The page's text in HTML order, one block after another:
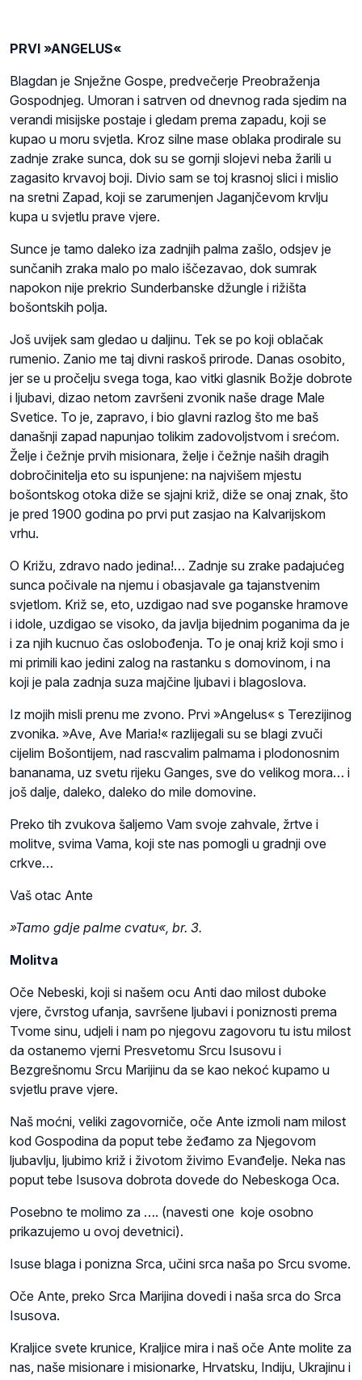
PRVI »ANGELUS«
Blagdan je Snježne Gospe, predvečerje Preobraženja
Gospodnjeg. Umoran i satrven od dnevnog rada sjedim na
verandi misijske postaje i gledam prema zapadu, koji se
kupao u moru svjetla. Kroz silne mase oblaka prodirale su
zadnje zrake sunca, dok su se gornji slojevi neba žarili u
zagasito krvavoj boji. Divio sam se toj krasnoj slici i mislio
na sretni Zapad, koji se zarumenjen Jaganjčevom krvlju
kupa u svjetlu prave vjere.
Sunce je tamo daleko iza zadnjih palma zašlo, odsjev je
sunčanih zraka malo po malo iščezavao, dok sumrak
napokon nije prekrio Sunderbanske džungle i rižišta
bošontskih polja.
Još uvijek sam gledao u daljinu. Tek se po koji oblačak
rumenio. Zanio me taj divni raskoš prirode. Danas osobito,
jer se u pročelju svega toga, kao vitki glasnik Božje dobrote
i ljubavi, dizao netom završeni zvonik naše drage Male
Svetice. To je, zapravo, i bio glavni razlog što me baš
današnji zapad napunjao tolikim zadovoljstvom i srećom.
Želje i čežnje prvih misionara, želje i čežnje naših dragih
dobročinitelja eto su ispunjene: na najvišem mjestu
bošontskog otoka diže se sjajni križ, diže se onaj znak, što
je pred 1900 godina po prvi put zasjao na Kalvarijskom
vrhu.
O Križu, zdravo nado jedina!… Zadnje su zrake padajućeg
sunca počivale na njemu i obasjavale ga tajanstvenim
svjetlom. Križ se, eto, uzdigao nad sve poganske hramove
i idole, uzdigao se visoko, da javlja bijednim poganima da je
i za njih kucnuo čas oslobođenja. To je onaj križ koji smo i
mi primili kao jedini zalog na rastanku s domovinom, i na
koji je pala zadnja suza majčine ljubavi i blagoslova.
Iz mojih misli prenu me zvono. Prvi »Angelus« s Terezijinog
zvonika. »Ave, Ave Maria!« razlijegali su se blagi zvuči
cijelim Bošontijem, nad rascvalim palmama i plodonosnim
bananama, uz svetu rijeku Ganges, sve do velikog mora… i
još dalje, daleko, daleko do mile domovine.
Preko tih zvukova šaljemo Vam svoje zahvale, žrtve i
molitve, svima Vama, koji ste nas pomogli u gradnji ove
crkve…
Vaš otac Ante
»Tamo gdje palme cvatu«, br. 3.
Molitva
Oče Nebeski, koji si našem ocu Anti dao milost duboke
vjere, čvrstog ufanja, savršene ljubavi i poniznosti prema
Tvome sinu, udjeli i nam po njegovu zagovoru tu istu milost
da ostanemo vjerni Presvetomu Srcu Isusovu i
Bezgrešnomu Srcu Marijinu da se kao nekoć kupamo u
svjetlu prave vjere.
Naš moćni, veliki zagovorniče, oče Ante izmoli nam milost
kod Gospodina da poput tebe žeđamo za Njegovom
ljubavlju, ljubimo križ i životom živimo Evanđelje. Neka nas
poput tebe Isusova dobrota dovede do Nebeskoga Oca.
Posebno te molimo za …. (navesti one koje osobno
prikazujemo u ovoj devetnici).
Isuse blaga i ponizna Srca, učini srca naša po Srcu svome.
Oče Ante, preko Srca Marijina dovedi i naša srca do Srca
Isusova.
Kraljice svete krunice, Kraljice mira i naš oče Ante molite za
nas, naše misionare i misionarke, Hrvatsku, Indiju, Ukrajinu i